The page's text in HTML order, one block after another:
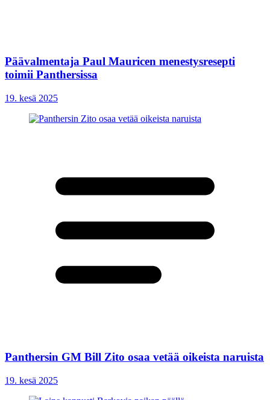
Päävalmentaja Paul Mauricen menestysresepti
toimii Panthersissa
19. kesä 2025
Panthersin GM Bill Zito osaa vetää oikeista naruista
19. kesä 2025